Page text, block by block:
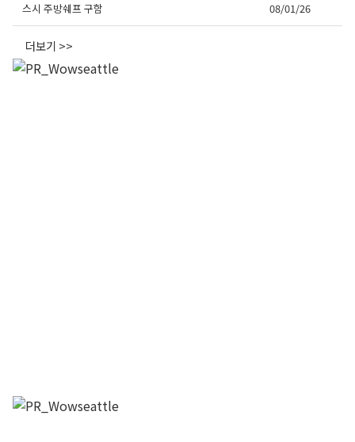
스시 주방쉐프 구함 08/01/26
더보기 >>